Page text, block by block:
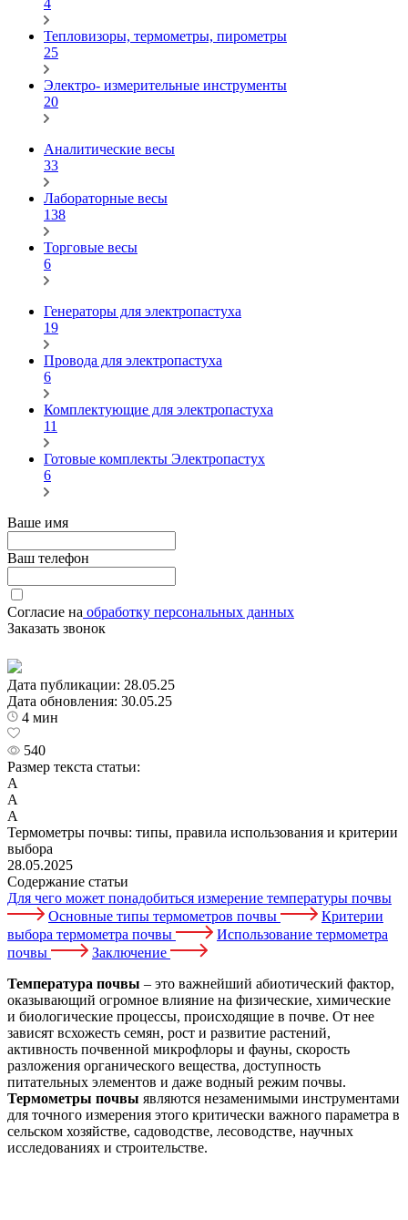
4
Тепловизоры, термометры, пирометры
25
Электро- измерительные инструменты
20
Аналитические весы
33
Лабораторные весы
138
Торговые весы
6
Генераторы для электропастуха
19
Провода для электропастуха
6
Комплектующие для электропастуха
11
Готовые комплекты Электропастух
6
Ваше имя
Ваш телефон
Согласие на обработку персональных данных
Заказать звонок
Дата публикации: 28.05.25
Дата обновления: 30.05.25
4 мин
540
Размер текста статьи:
А
А
А
Термометры почвы: типы, правила использования и критерии
выбора
28.05.2025
Содержание статьи
Для чего может понадобиться измерение температуры почвы
Основные типы термометров почвы
Критерии
выбора термометра почвы
Использование термометра
почвы
Заключение
Температура почвы – это важнейший абиотический фактор,
оказывающий огромное влияние на физические, химические
и биологические процессы, происходящие в почве. От нее
зависят всхожесть семян, рост и развитие растений,
активность почвенной микрофлоры и фауны, скорость
разложения органического вещества, доступность
питательных элементов и даже водный режим почвы.
Термометры почвы являются незаменимыми инструментами
для точного измерения этого критически важного параметра в
сельском хозяйстве, садоводстве, лесоводстве, научных
исследованиях и строительстве.